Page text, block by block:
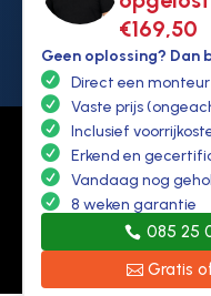
€169,50
Geen oplossing? Dan
Direct een
Vaste prijs
Inclusief
Erkend en
Vandaag nog
8 weken garantie
085 25
Gratis
© Copyright
